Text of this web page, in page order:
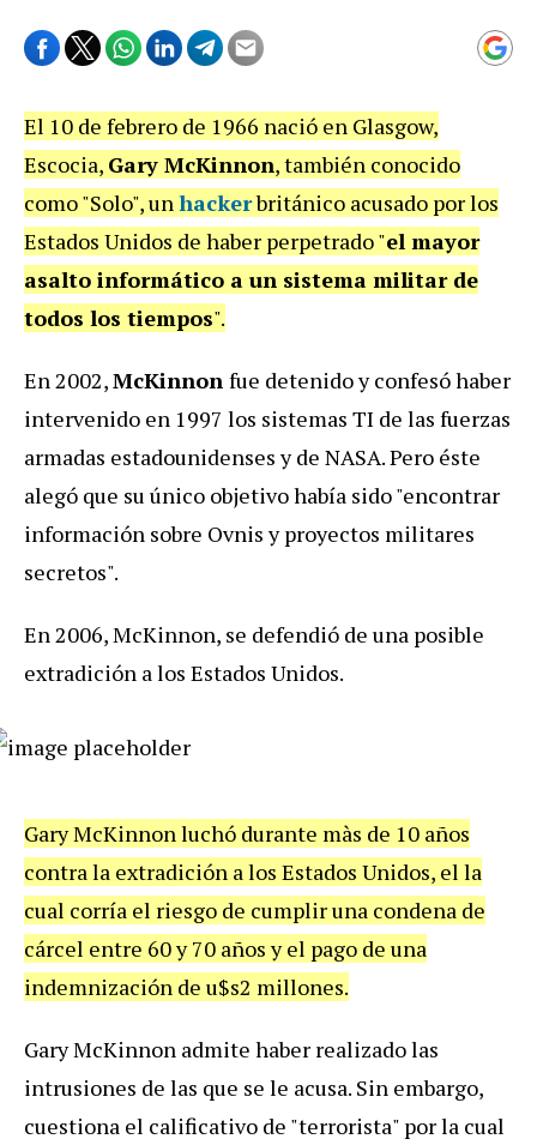
El 10 de febrero de 1966 nació en Glasgow,
Escocia, Gary McKinnon, también conocido
como "Solo", unhackerbritánico acusado por los
Estados Unidos de haber perpetrado "el mayor
asalto informático a un sistema militar de
todos los tiempos".
En 2002,McKinnon fue detenido y confesó haber
intervenido en 1997 los sistemas TI de las fuerzas
armadas estadounidenses y de NASA. Pero éste
alegó que su único objetivo había sido "encontrar
información sobre Ovnis y proyectos militares
secretos".
En 2006, McKinnon, se defendió de una posible
extradición a los Estados Unidos.
Gary McKinnon luchó durante màs de 10 años
contra la extradición a los Estados Unidos, el la
cual corría el riesgo de cumplir una condena de
cárcel entre 60 y 70 años y el pago de una
indemnización de u$s2 millones.
Gary McKinnon admite haber realizado las
intrusiones de las que se le acusa. Sin embargo,
cuestiona el calificativo de "terrorista" por la cual